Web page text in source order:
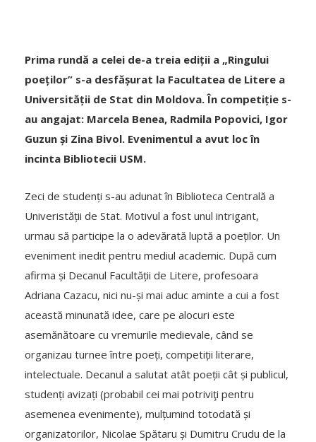
Prima rundă a celei de-a treia ediții a „Ringului
poeților” s-a desfășurat la Facultatea de Litere a
Universității de Stat din Moldova. În competiție s-
au angajat: Marcela Benea, Radmila Popovici, Igor
Guzun și Zina Bivol. Evenimentul a avut loc în
incinta Bibliotecii USM.
Zeci de studenți s-au adunat în Biblioteca Centrală a
Univeristății de Stat. Motivul a fost unul intrigant,
urmau să participe la o adevărată luptă a poeților. Un
eveniment inedit pentru mediul academic. După cum
afirma și Decanul Facultății de Litere, profesoara
Adriana Cazacu, nici nu-și mai aduc aminte a cui a fost
această minunată idee, care pe alocuri este
asemănătoare cu vremurile medievale, când se
organizau turnee între poeți, competiții literare,
intelectuale. Decanul a salutat atât poeții cât și publicul,
studenți avizați (probabil cei mai potriviţi pentru
asemenea evenimente), mulțumind totodată și
organizatorilor, Nicolae Spătaru și Dumitru Crudu de la